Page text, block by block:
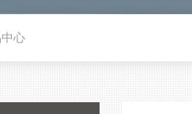
心